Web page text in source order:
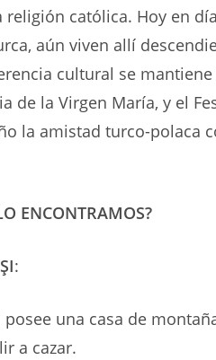
religión católica. Hoy en
aún viven allí
cultural se
de la Virgen María, y el
la amistad turco-polaca
ENCONTRAMOS?
:
posee una casa de
a cazar.